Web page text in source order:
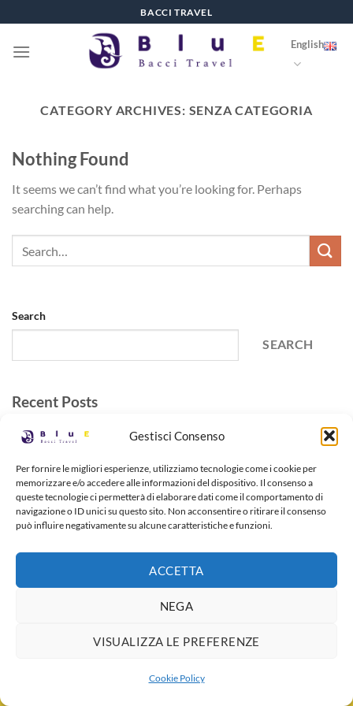
Gestisci Consenso
Per fornire le migliori esperienze, utilizziamo tecnologie come i cookie per
memorizzare e/o accedere alle informazioni del dispositivo. Il consenso a
queste tecnologie ci permetterà di elaborare dati come il comportamento di
navigazione o ID unici su questo sito. Non acconsentire o ritirare il consenso
può influire negativamente su alcune caratteristiche e funzioni.
ACCETTA
NEGA
VISUALIZZA LE PREFERENZE
Cookie Policy
to
content
BACCI TRAVEL
English
CATEGORY ARCHIVES: SENZA CATEGORIA
Nothing Found
It seems we can’t find what you’re looking for. Perhaps
searching can help.
Search
SEARCH
Recent Posts
Recent Comments
No comments to show.
Copyright 2026 ©
Bacci Travel Blu.e. Tutti i diritti riservati. – P.Iva
02298840501 – la società ha ricevuto nel corso del 2021 aiuti di
Trasparenza